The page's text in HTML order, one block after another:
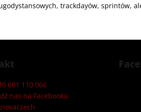
trackdayów, sprintów,
601 110 066
nas na Facebooku